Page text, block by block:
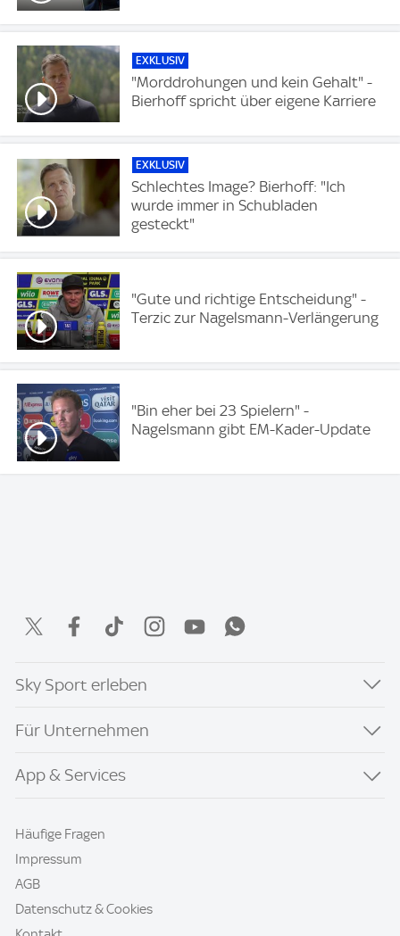
EXKLUSIV
"Morddrohungen und kein Gehalt" -
Bierhoff spricht über eigene Karriere
EXKLUSIV
Schlechtes Image? Bierhoff: "Ich
wurde immer in Schubladen
gesteckt"
"Gute und richtige Entscheidung" -
Terzic zur Nagelsmann-Verlängerung
"Bin eher bei 23 Spielern" -
Nagelsmann gibt EM-Kader-Update
Sky Sport erleben
Für Unternehmen
App & Services
Häufige Fragen
Impressum
AGB
Datenschutz & Cookies